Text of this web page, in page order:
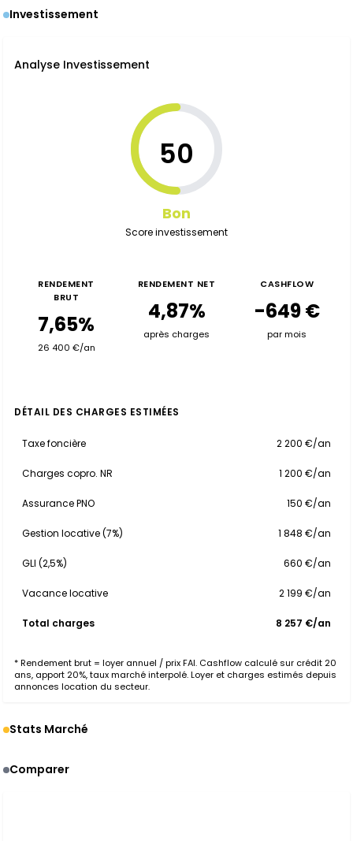
Investissement
Analyse Investissement
50
Bon
Score investissement
RENDEMENT
BRUT
7,65%
26 400 €/an
RENDEMENT NET
4,87%
après charges
CASHFLOW
-649 €
par mois
DÉTAIL DES CHARGES ESTIMÉES
Taxe foncière 2 200 €/an
Charges copro. NR 1 200 €/an
Assurance PNO 150 €/an
Gestion locative (7%) 1 848 €/an
GLI (2,5%) 660 €/an
Vacance locative 2 199 €/an
Total charges 8 257 €/an
* Rendement brut = loyer annuel / prix FAI. Cashflow calculé sur crédit 20
ans, apport 20%, taux marché interpolé. Loyer et charges estimés depuis
annonces location du secteur.
Stats Marché
Comparer